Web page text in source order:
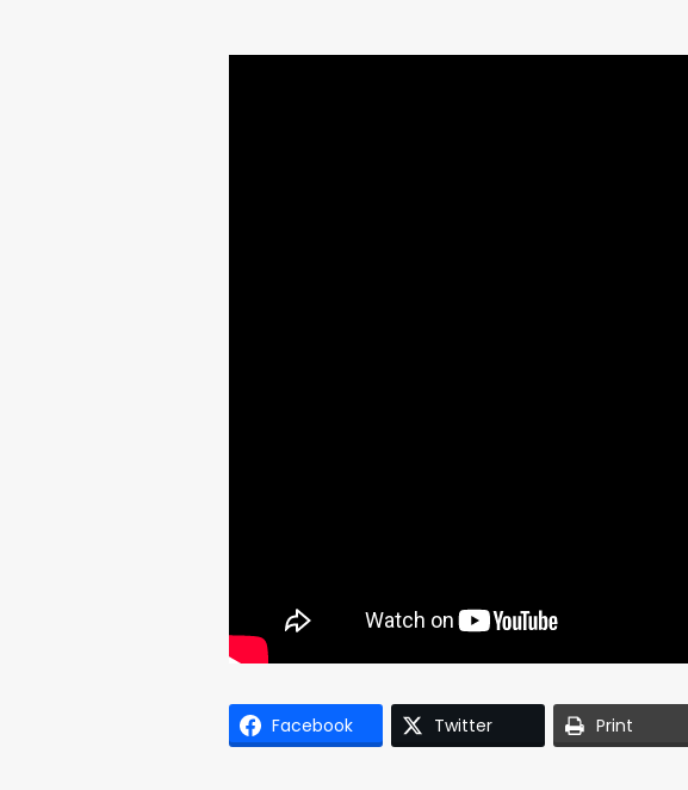
Facebook Twitter Print